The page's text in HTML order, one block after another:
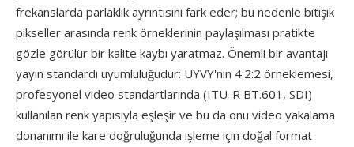
frekanslarda parlaklık ayrıntısını fark eder; bu nedenle bitişik
pikseller arasında renk örneklerinin paylaşılması pratikte
gözle görülür bir kalite kaybı yaratmaz. Önemli bir avantajı
yayın standardı uyumluluğudur: UYVY'nın 4:2:2 örneklemesi,
profesyonel video standartlarında (ITU-R BT.601, SDI)
kullanılan renk yapısıyla eşleşir ve bu da onu video yakalama
donanımı ile kare doğruluğunda işleme için doğal format